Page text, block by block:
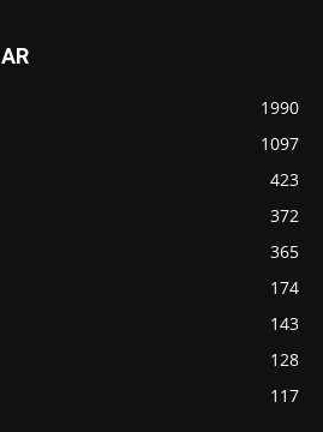
1990
1097
423
372
365
174
143
128
117